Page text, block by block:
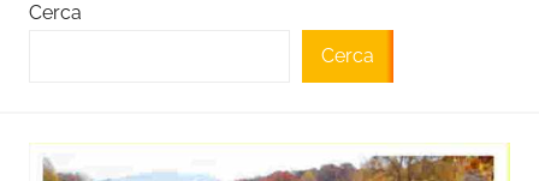
Cerca
Cerca